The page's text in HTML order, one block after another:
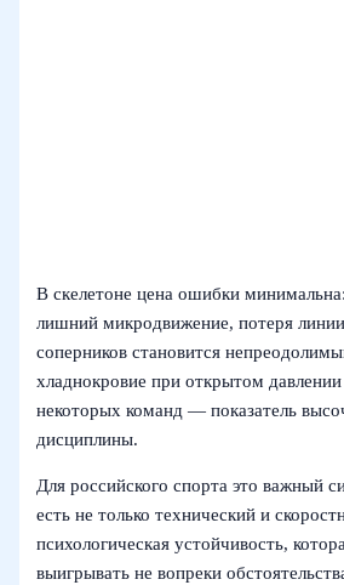
В скелетоне цена ошибки
лишний микродвижение, потеря
соперников становится
хладнокровие при открытом
некоторых команд — показатель
дисциплины.
Для российского спорта это важный
есть не только технический и
психологическая устойчивость,
выигрывать не вопреки